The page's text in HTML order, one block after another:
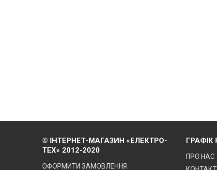
© ІНТЕРНЕТ-МАГАЗИН «ЕЛЕКТРО-
ТЕХ» 2012-2020
ОФОРМИТИ ЗАМОВЛЕННЯ
ГРАФІК
ПРО НАС